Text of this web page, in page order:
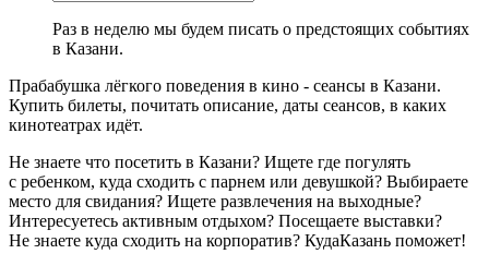
Раз в неделю мы будем писать о предстоящих событиях
в Казани.
Прабабушка лёгкого поведения в кино - сеансы в Казани.
Купить билеты, почитать описание, даты сеансов, в каких
кинотеатрах идёт.
Не знаете что посетить в Казани? Ищете где погулять
с ребенком, куда сходить с парнем или девушкой? Выбираете
место для свидания? Ищете развлечения на выходные?
Интересуетесь активным отдыхом? Посещаете выставки?
Не знаете куда сходить на корпоратив? КудаКазань поможет!